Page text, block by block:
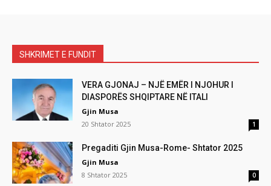
SHKRIMET E FUNDIT
VERA GJONAJ – NJË EMËR I NJOHUR I
DIASPORËS SHQIPTARE NË ITALI
Gjin Musa
20 Shtator 2025
1
Pregaditi Gjin Musa-Rome- Shtator 2025
Gjin Musa
8 Shtator 2025
0